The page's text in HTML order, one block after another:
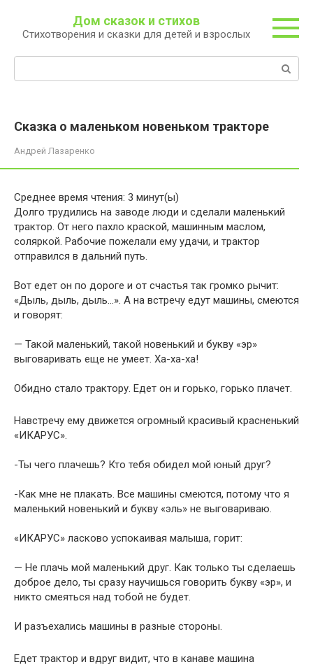
контенту
Дом сказок и стихов
Стихотворения и сказки для детей и взрослых
Сказка о маленьком новеньком тракторе
Андрей Лазаренко
Среднее время чтения: 3 минут(ы)
Долго трудились на заводе люди и сделали маленький
трактор. От него пахло краской, машинным маслом,
соляркой. Рабочие пожелали ему удачи, и трактор
отправился в дальний путь.
Вот едет он по дороге и от счастья так громко рычит:
«Дыль, дыль, дыль…». А на встречу едут машины, смеются
и говорят:
— Такой маленький, такой новенький и букву «эр»
выговаривать еще не умеет. Ха-ха-ха!
Обидно стало трактору. Едет он и горько, горько плачет.
Навстречу ему движется огромный красивый красненький
«ИКАРУС».
-Ты чего плачешь? Кто тебя обидел мой юный друг?
-Как мне не плакать. Все машины смеются, потому что я
маленький новенький и букву «эль» не выговариваю.
«ИКАРУС» ласково успокаивая малыша, горит:
— Не плачь мой маленький друг. Как только ты сделаешь
доброе дело, ты сразу научишься говорить букву «эр», и
никто смеяться над тобой не будет.
И разъехались машины в разные стороны.
Едет трактор и вдруг видит, что в канаве машина